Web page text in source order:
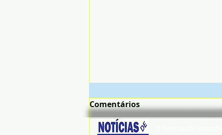
Comentários